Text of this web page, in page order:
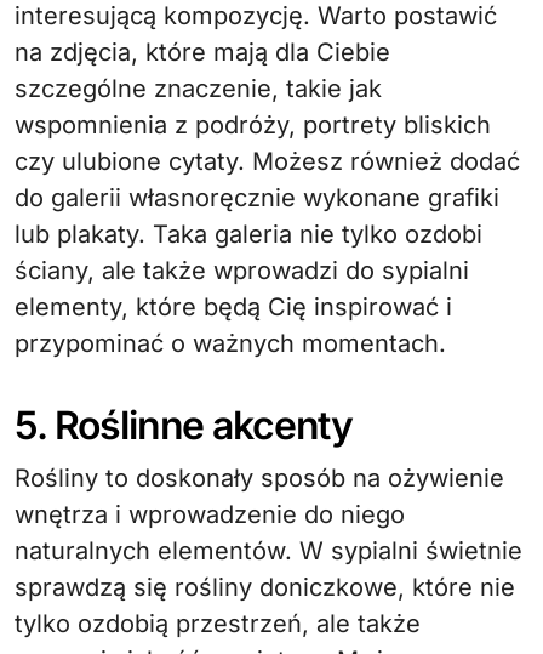
interesującą kompozycję. Warto postawić
na zdjęcia, które mają dla Ciebie
szczególne znaczenie, takie jak
wspomnienia z podróży, portrety bliskich
czy ulubione cytaty. Możesz również dodać
do galerii własnoręcznie wykonane grafiki
lub plakaty. Taka galeria nie tylko ozdobi
ściany, ale także wprowadzi do sypialni
elementy, które będą Cię inspirować i
przypominać o ważnych momentach.
5. Roślinne akcenty
Rośliny to doskonały sposób na ożywienie
wnętrza i wprowadzenie do niego
naturalnych elementów. W sypialni świetnie
sprawdzą się rośliny doniczkowe, które nie
tylko ozdobią przestrzeń, ale także